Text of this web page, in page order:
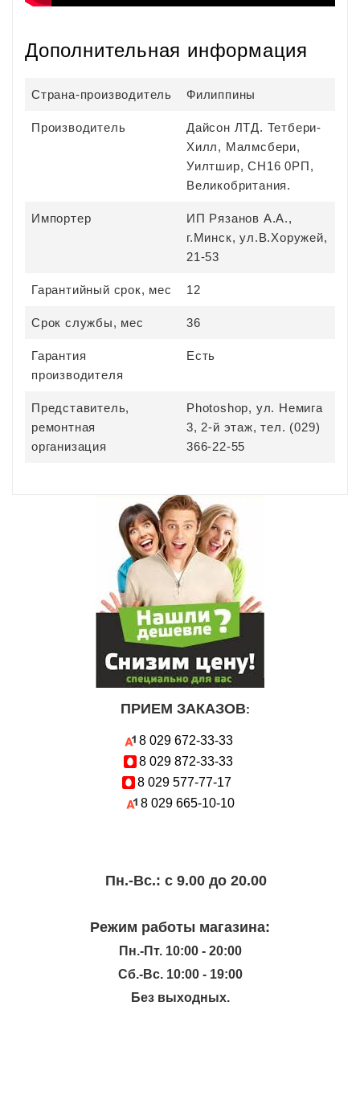
Дополнительная информация
Страна-производитель Филиппины
Производитель
Дайсон ЛТД. Тетбери-
Хилл, Малмсбери,
Уилтшир, СН16 0РП,
Великобритания.
Импортер
ИП Рязанов А.А.,
г.Минск, ул.В.Хоружей,
21-53
Гарантийный срок, мес 12
Срок службы, мес 36
Гарантия
производителя
Есть
Представитель,
ремонтная
организация
Photoshop, ул. Немига
3, 2-й этаж, тел. (029)
366-22-55
ПРИЕМ ЗАКАЗОВ:
8 029 672-33-33
8 029 872-33-33
8 029 577-77-17
8 029 665-10-10
Пн.-Вc.: с 9.00 до 20.00
Режим работы магазина:
Пн.-Пт. 10:00 - 20:00
Сб.-Вс. 10:00 - 19:00
Без выходных.